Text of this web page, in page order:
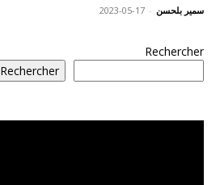
سمير بلحسن -
2023-05-17
Rechercher
Rechercher